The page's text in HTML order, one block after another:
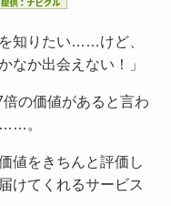
知りたい……けど、
なか出会えない！」
の価値があると言わ
。
値をきちんと評価し
けてくれるサービス